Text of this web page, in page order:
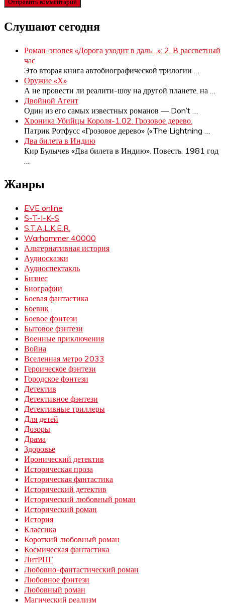
Слушают сегодня
Роман-эпопея «Дорога уходит в даль…»: 2. В рассветный
час
Это вторая книга автобиографической трилогии
Оружие «Х»
А не провести ли реалити-шоу на другой планете, на
Двойной Агент
Один из его самых известных романов — Don’t
Хроника Убийцы Короля-1.02. Грозовое дерево.
Патрик Ротфусс «Грозовое дерево» («The Lightning
Два билета в Индию
Кир Булычев «Два билета в Индию». Повесть, 1981 год
Жанры
EVE online
S-T-I-K-S
S.T.A.L.K.E.R.
Warhammer 40000
Альтернативная история
Аудиосказки
Аудиоспектакль
Бизнес
Биографии
Боевая фантастика
Боевик
Боевое фэнтези
Бытовое фэнтези
Военные приключения
Война
Вселенная метро 2033
Героическое фэнтези
Городское фэнтези
Детектив
Детективное фэнтези
Детективные триллеры
Для детей
Дозоры
Драма
Здоровье
Иронический детектив
Историческая проза
Историческая фантастика
Исторический детектив
Исторический любовный роман
Исторический роман
История
Классика
Короткий любовный роман
Космическая фантастика
ЛитРПГ
Любовно-фантастический роман
Любовное фэнтези
Любовный роман
Магический реализм